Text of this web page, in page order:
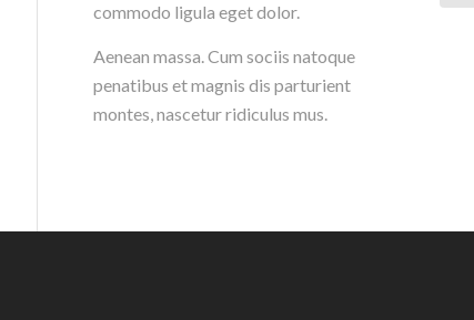
commodo ligula eget dolor.
Aenean massa. Cum sociis natoque
penatibus et magnis dis parturient
montes, nascetur ridiculus mus.